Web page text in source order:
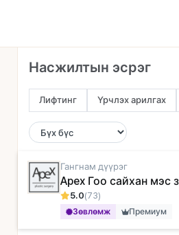
Насжилтын эсрэг
Лифтинг Үрчлэх арилгах
Гангнам дүүрэг
Apex Гоо сайхан мэс
5.0(73)
Зөвлөмж Премиум